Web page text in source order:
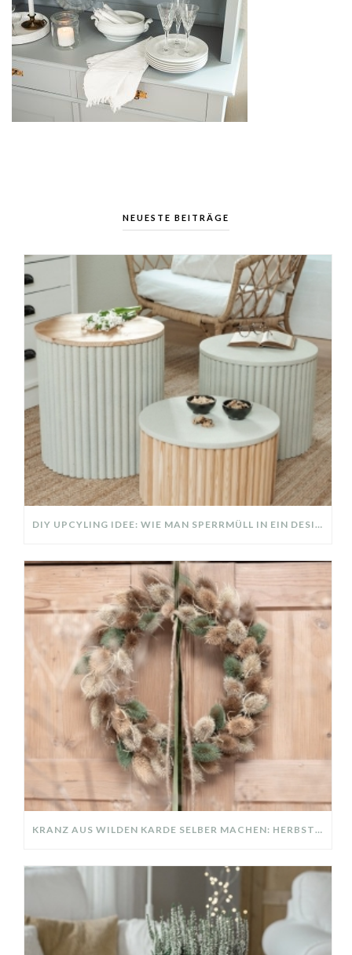
NEUESTE BEITRÄGE
DIY UPCYLING IDEE: WIE MAN SPERRMÜLL IN EIN DESIGNER TEIL VERWANDELT
KRANZ AUS WILDEN KARDE SELBER MACHEN: HERBSTDEKO GANZ EINFACH